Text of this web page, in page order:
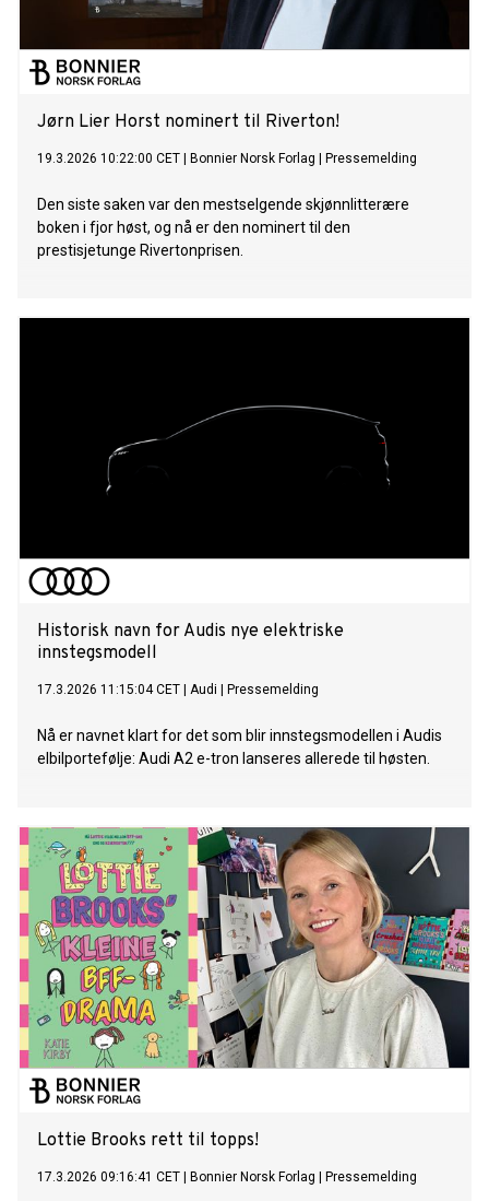
Jørn Lier Horst nominert til Riverton!
19.3.2026 10:22:00 CET Bonnier Norsk Forlag Pressemelding
Den siste saken var den mestselgende skjønnlitterære
boken i fjor høst, og nå er den nominert til den
prestisjetunge Rivertonprisen.
Historisk navn for Audis nye elektriske
innstegsmodell
17.3.2026 11:15:04 CET Audi Pressemelding
Nå er navnet klart for det som blir innstegsmodellen i Audis
elbilportefølje: Audi A2 e-tron lanseres allerede til høsten.
Lottie Brooks rett til topps!
17.3.2026 09:16:41 CET Bonnier Norsk Forlag Pressemelding